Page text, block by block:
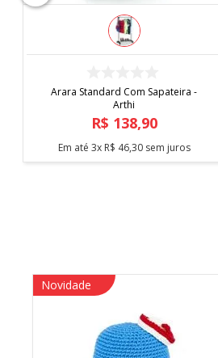
Capa de Cadeira Malha
Estampada
R$ 19,90
Em até 1x R$ 19,90sem juros
Novidade